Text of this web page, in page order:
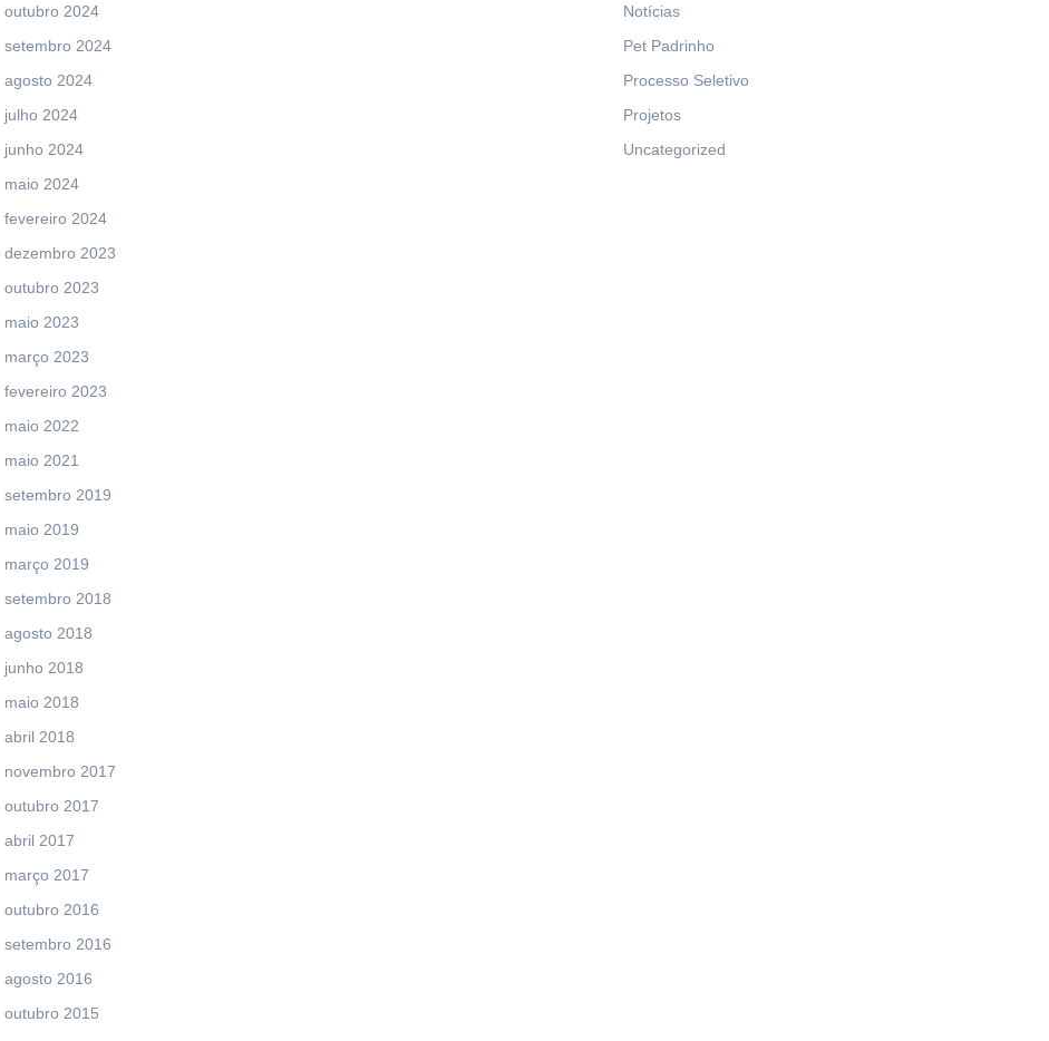
outubro 2024
setembro 2024
agosto 2024
julho 2024
junho 2024
maio 2024
fevereiro 2024
dezembro 2023
outubro 2023
maio 2023
março 2023
fevereiro 2023
maio 2022
maio 2021
setembro 2019
maio 2019
março 2019
setembro 2018
agosto 2018
junho 2018
maio 2018
abril 2018
novembro 2017
outubro 2017
abril 2017
março 2017
outubro 2016
setembro 2016
agosto 2016
outubro 2015
Notícias
Pet Padrinho
Processo Seletivo
Projetos
Uncategorized